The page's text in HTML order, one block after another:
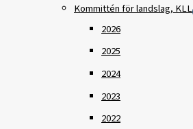
Kommittén för landslag, KLL
2026
2025
2024
2023
2022